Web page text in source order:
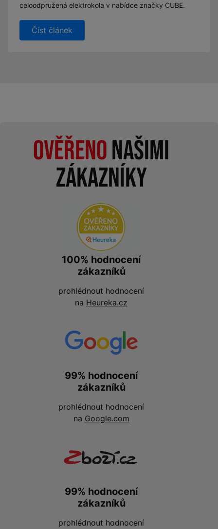
celoodpružená elektrokola v nabídce značky CUBE.
Číst článek
Ověřenonašimi
zákazníky
100% hodnocení
zákazníků
prohlédnout hodnocení
na Heureka.cz
99% hodnocení
zákazníků
prohlédnout hodnocení
na Google.com
99% hodnocení
zákazníků
prohlédnout hodnocení